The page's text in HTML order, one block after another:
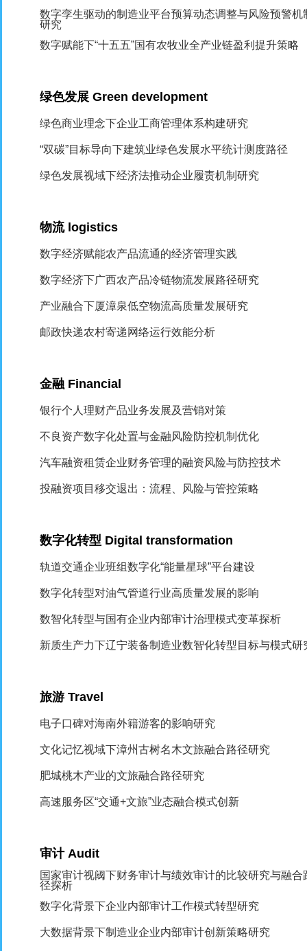
数字孪生驱动的制造业平台预算动态调整与风险预警机
研究
数字赋能下“十五五”国有农牧业全产业链盈利提升策略
绿色发展Green development
绿色商业理念下企业工商管理体系构建研究
“双碳”目标导向下建筑业绿色发展水平统计测度路径
绿色发展视域下经济法推动企业履责机制研究
物流 logistics
数字经济赋能农产品流通的经济管理实践
数字经济下广西农产品冷链物流发展路径研究
产业融合下厦漳泉低空物流高质量发展研究
邮政快递农村寄递网络运行效能分析
金融 Financial
银行个人理财产品业务发展及营销对策
不良资产数字化处置与金融风险防控机制优化
汽车融资租赁企业财务管理的融资风险与防控技术
投融资项目移交退出：流程、风险与管控策略
数字化转型 Digital transformation
轨道交通企业班组数字化“能量星球”平台建设
数字化转型对油气管道行业高质量发展的影响
数智化转型与国有企业内部审计治理模式变革探析
新质生产力下辽宁装备制造业数智化转型目标与模式研
旅游Travel
电子口碑对海南外籍游客的影响研究
文化记忆视域下漳州古树名木文旅融合路径研究
肥城桃木产业的文旅融合路径研究
高速服务区“交通+文旅”业态融合模式创新
审计Audit
国家审计视阈下财务审计与绩效审计的比较研究与融合
径探析
数字化背景下企业内部审计工作模式转型研究
大数据背景下制造业企业内部审计创新策略研究